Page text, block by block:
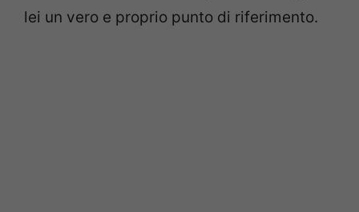
lei un vero e proprio punto di riferimento.